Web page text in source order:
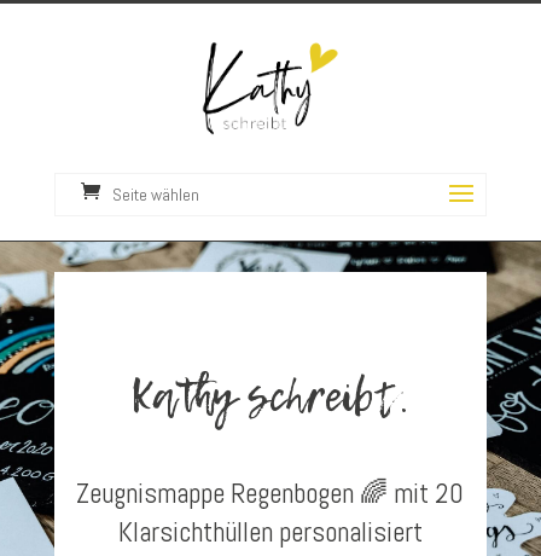
Seite wählen
Kathy schreibt.
Zeugnismappe Regenbogen 🌈 mit 20
Klarsichthüllen personalisiert